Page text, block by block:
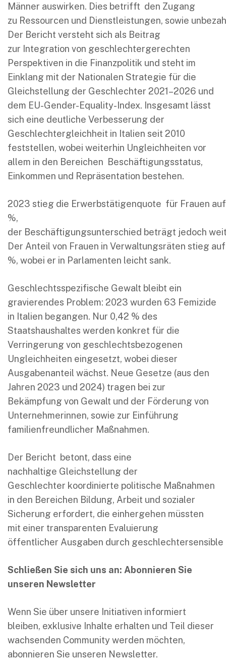
Männer auswirken. Dies betrifft den Zugang
zu Ressourcen und Dienstleistungen, sowie
Der Bericht versteht sich als Beitrag
zur Integration von geschlechtergerechten
Perspektiven in die Finanzpolitik und steht im
Einklang mit der Nationalen Strategie für die
Gleichstellung der Geschlechter 2021–2026 und
dem EU-Gender-Equality-Index. Insgesamt lässt
sich eine deutliche Verbesserung der
Geschlechtergleichheit in Italien seit 2010
feststellen, wobei weiterhin Ungleichheiten vor
allem in den Bereichen Beschäftigungsstatus,
Einkommen und Repräsentation bestehen.
2023 stieg die Erwerbstätigenquote für Frauen
%,
der Beschäftigungsunterschied beträgt jedoch
Der Anteil von Frauen in Verwaltungsräten stieg
%, wobei er in Parlamenten leicht sank.
Geschlechtsspezifische Gewalt bleibt ein
gravierendes Problem: 2023 wurden 63 Femizide
in Italien begangen. Nur 0,42 % des
Staatshaushaltes werden konkret für die
Verringerung von geschlechtsbezogenen
Ungleichheiten eingesetzt, wobei dieser
Ausgabenanteil wächst. Neue Gesetze (aus den
Jahren 2023 und 2024) tragen bei zur
Bekämpfung von Gewalt und der Förderung von
Unternehmerinnen, sowie zur Einführung
familienfreundlicher Maßnahmen.
Der Bericht betont, dass eine
nachhaltige Gleichstellung der
Geschlechter koordinierte politische Maßnahmen
in den Bereichen Bildung, Arbeit und sozialer
Sicherung erfordert, die einhergehen müssten
mit einer transparenten Evaluierung
öffentlicher Ausgaben durch
Schließen Sie sich uns an: Abonnieren Sie
unseren Newsletter
Wenn Sie über unsere Initiativen informiert
bleiben, exklusive Inhalte erhalten und Teil dieser
wachsenden Community werden möchten,
abonnieren Sie unseren Newsletter.